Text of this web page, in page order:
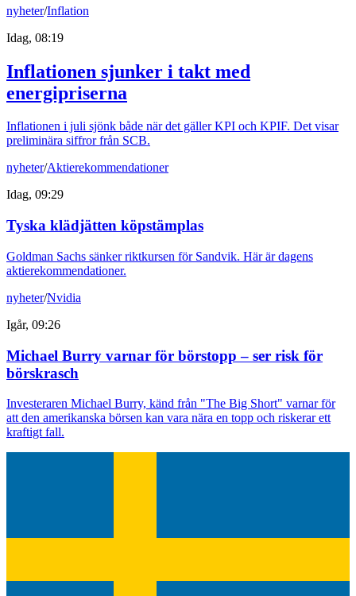
nyheter/Inflation
Idag, 08:19
Inflationen sjunker i takt med
energipriserna
Inflationen i juli sjönk både när det gäller KPI och KPIF. Det visar
preliminära siffror från SCB.
nyheter/Aktierekommendationer
Idag, 09:29
Tyska klädjätten köpstämplas
Goldman Sachs sänker riktkursen för Sandvik. Här är dagens
aktierekommendationer.
nyheter/Nvidia
Igår, 09:26
Michael Burry varnar för börstopp – ser risk för
börskrasch
Investeraren Michael Burry, känd från "The Big Short" varnar för
att den amerikanska börsen kan vara nära en topp och riskerar ett
kraftigt fall.